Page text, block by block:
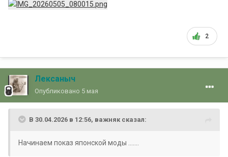
2
Лексаныч
Опубликовано 5 мая
В 30.04.2026 в 12:56, важняк сказал:
Начинаем показ японской моды .......